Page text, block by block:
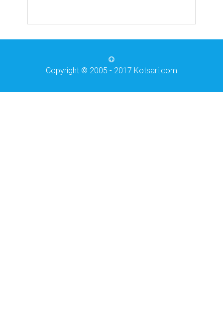
Copyright © 2005 - 2017 Kotsari.com